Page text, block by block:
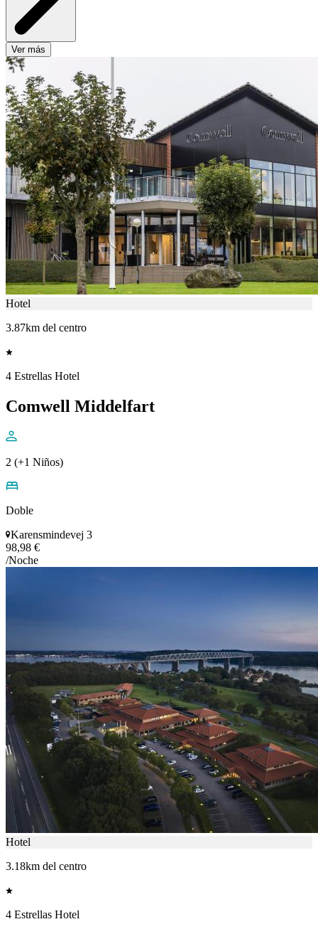
Ver más
Hotel
3.87km del centro
4 Estrellas Hotel
Comwell Middelfart
2 (+1 Niños)
Doble
Karensmindevej 3
98,98 €
/Noche
Hotel
3.18km del centro
4 Estrellas Hotel